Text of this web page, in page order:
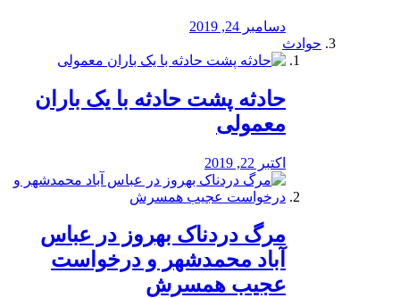
دسامبر 24, 2019
حوادث
️حادثه پشت حادثه با یک باران
معمولی
اکتبر 22, 2019
مرگ دردناک بهروز در عباس
آباد محمدشهر و درخواست
عجیب همسرش